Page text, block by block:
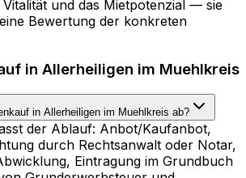
und das Mietpotenzial — sie
Bewertung der konkreten
in Allerheiligen im Muehlkreis
in Allerheiligen im Muehlkreis ab?
der Ablauf: Anbot/Kaufanbot,
durch Rechtsanwalt oder Notar,
Eintragung im Grundbuch